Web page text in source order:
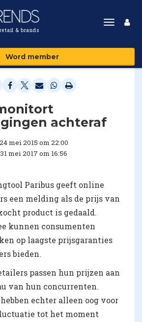
& brands
Toggle
Word member
achteraf
mei 2015 om 22:00
mei 2017 om 16:56
Paribus geeft online
een melding als de prijs van
product is gedaald.
kunnen consumenten
op laagste prijsgaranties
bieden.
passen hun prijzen aan
van hun concurrenten.
echter alleen oog voor
tot het moment